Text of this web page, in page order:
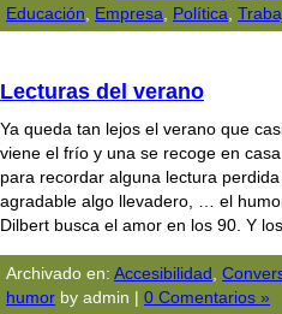
Educación
Empresa Polí­tica
Lecturas del verano
Ya queda tan lejos el verano que
viene el frío y una se recoge en
para recordar alguna lectura
agradable algo llevadero, … el
Dilbert busca el amor en los 90. Y
Archivado en: Accesibilidad
humor by admin | 0 Comentarios »